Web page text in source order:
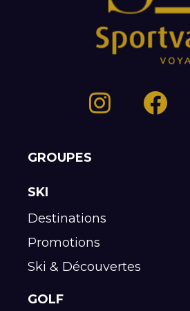
GROUPES
SKI
Destinations
Promotions
Ski & Découvertes
GOLF